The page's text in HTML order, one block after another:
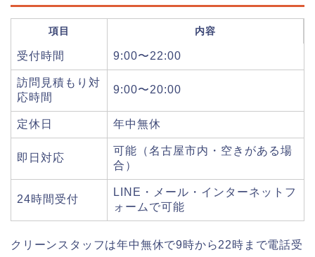
項目 内容
受付時間 9:00〜22:00
訪問見積もり対
応時間
9:00〜20:00
定休日 年中無休
即日対応
可能（名古屋市内・空きがある場
合）
24時間受付
LINE・メール・インターネットフ
ォームで可能
クリーンスタッフは年中無休で9時から22時まで電話受